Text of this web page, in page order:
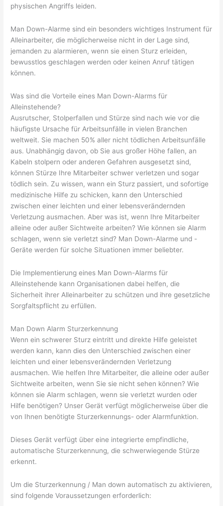
physischen Angriffs leiden.
Man Down-Alarme sind ein besonders wichtiges Instrument für
Alleinarbeiter, die möglicherweise nicht in der Lage sind,
jemanden zu alarmieren, wenn sie einen Sturz erleiden,
bewusstlos geschlagen werden oder keinen Anruf tätigen
können.
Was sind die Vorteile eines Man Down-Alarms für
Alleinstehende?
Ausrutscher, Stolperfallen und Stürze sind nach wie vor die
häufigste Ursache für Arbeitsunfälle in vielen Branchen
weltweit. Sie machen 50% aller nicht tödlichen Arbeitsunfälle
aus. Unabhängig davon, ob Sie aus großer Höhe fallen, an
Kabeln stolpern oder anderen Gefahren ausgesetzt sind,
können Stürze Ihre Mitarbeiter schwer verletzen und sogar
tödlich sein. Zu wissen, wann ein Sturz passiert, und sofortige
medizinische Hilfe zu schicken, kann den Unterschied
zwischen einer leichten und einer lebensverändernden
Verletzung ausmachen. Aber was ist, wenn Ihre Mitarbeiter
alleine oder außer Sichtweite arbeiten? Wie können sie Alarm
schlagen, wenn sie verletzt sind? Man Down-Alarme und -
Geräte werden für solche Situationen immer beliebter.
Die Implementierung eines Man Down-Alarms für
Alleinstehende kann Organisationen dabei helfen, die
Sicherheit ihrer Alleinarbeiter zu schützen und ihre gesetzliche
Sorgfaltspflicht zu erfüllen.
Man Down Alarm Sturzerkennung
Wenn ein schwerer Sturz eintritt und direkte Hilfe geleistet
werden kann, kann dies den Unterschied zwischen einer
leichten und einer lebensverändernden Verletzung
ausmachen. Wie helfen Ihre Mitarbeiter, die alleine oder außer
Sichtweite arbeiten, wenn Sie sie nicht sehen können? Wie
können sie Alarm schlagen, wenn sie verletzt wurden oder
Hilfe benötigen? Unser Gerät verfügt möglicherweise über die
von Ihnen benötigte Sturzerkennungs- oder Alarmfunktion.
Dieses Gerät verfügt über eine integrierte empfindliche,
automatische Sturzerkennung, die schwerwiegende Stürze
erkennt.
Um die Sturzerkennung / Man down automatisch zu aktivieren,
sind folgende Voraussetzungen erforderlich: